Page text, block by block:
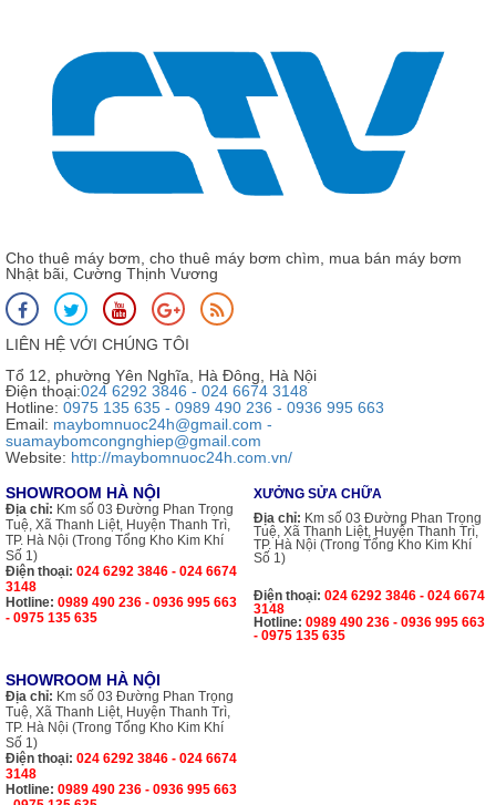
Cho thuê máy bơm, cho thuê máy bơm chìm, mua bán máy bơm
Nhật bãi, Cường Thịnh Vương
LIÊN HỆ VỚI CHÚNG TÔI
Tổ 12, phường Yên Nghĩa, Hà Đông, Hà Nội
Điện thoại:024 6292 3846 - 024 6674 3148
Hotline: 0975 135 635 - 0989 490 236 - 0936 995 663
Email: maybomnuoc24h@gmail.com -
suamaybomcongnghiep@gmail.com
Website: http://maybomnuoc24h.com.vn/
SHOWROOM HÀ NỘI
Địa chỉ: Km số 03 Đường Phan Trọng
Tuệ, Xã Thanh Liệt, Huyện Thanh Trì,
TP. Hà Nội (Trong Tổng Kho Kim Khí
Số 1)
Điện thoại: 024 6292 3846 - 024 6674
3148
Hotline: 0989 490 236 - 0936 995 663
- 0975 135 635
XƯỞNG SỬA CHỮA
Địa chỉ: Km số 03 Đường Phan Trọng
Tuệ, Xã Thanh Liệt, Huyện Thanh Trì,
TP. Hà Nội (Trong Tổng Kho Kim Khí
Số 1)
Điện thoại: 024 6292 3846 - 024 6674
3148
Hotline: 0989 490 236 - 0936 995 663
- 0975 135 635
SHOWROOM HÀ NỘI
Địa chỉ: Km số 03 Đường Phan Trọng
Tuệ, Xã Thanh Liệt, Huyện Thanh Trì,
TP. Hà Nội (Trong Tổng Kho Kim Khí
Số 1)
Điện thoại: 024 6292 3846 - 024 6674
3148
Hotline: 0989 490 236 - 0936 995 663